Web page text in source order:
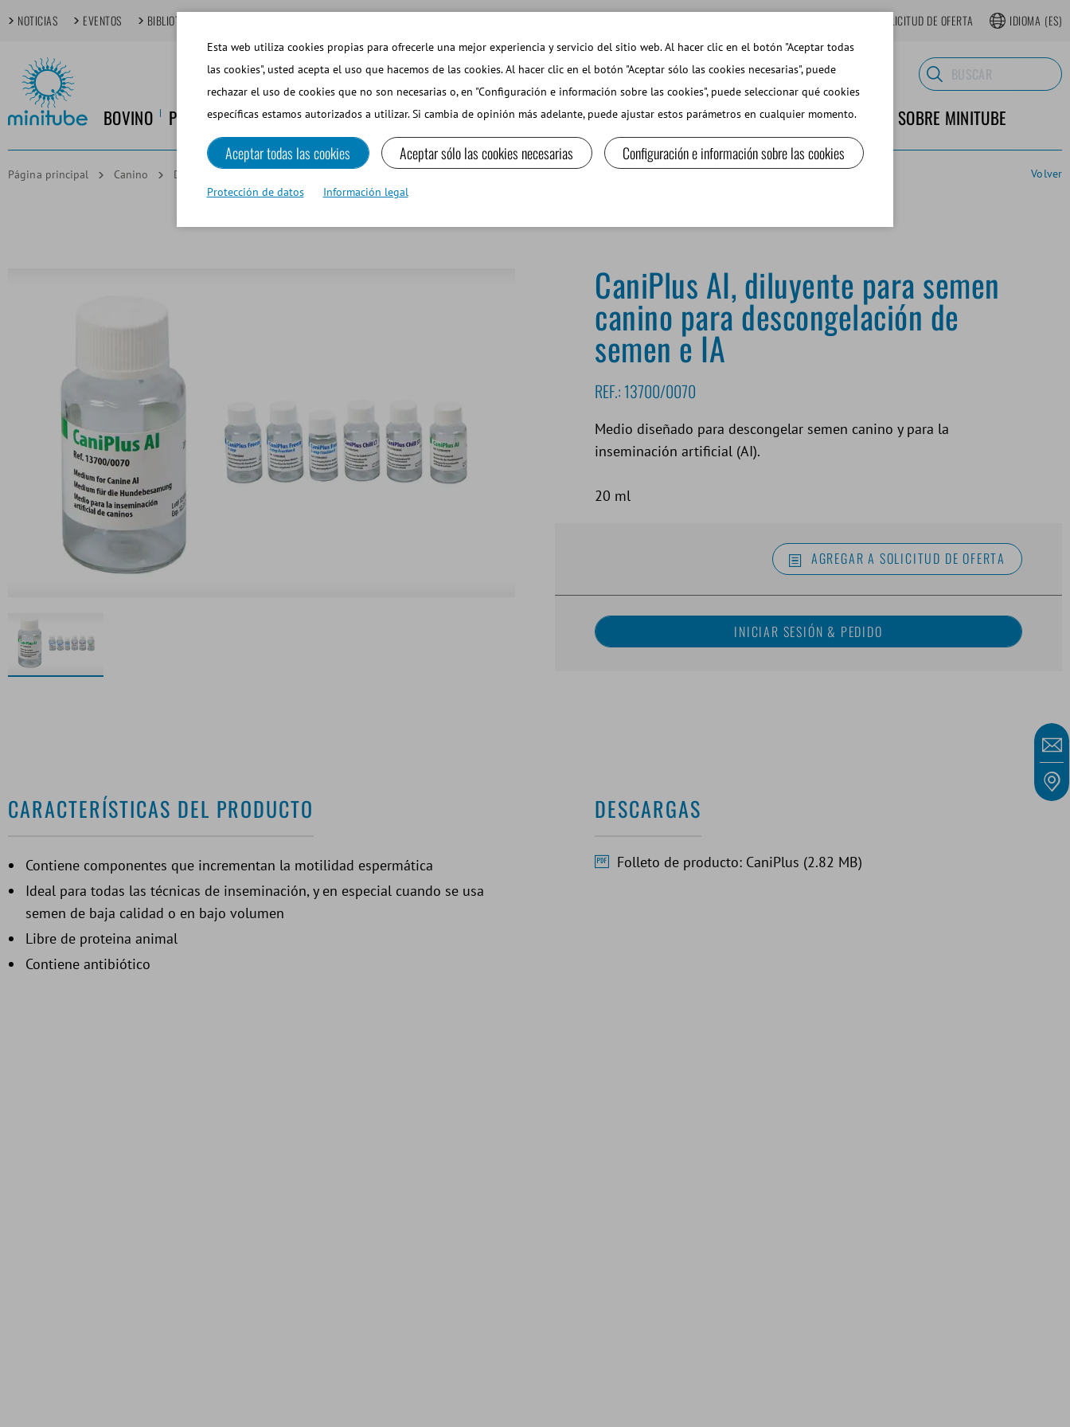
NOTICIAS EVENTOS BIBLIOTECA MULTIMEDIA SOLICITUD DE OFERTA IDIOMA (ES)
BOVINO PORCINO EQUINO CANINO PEQUEÑOS RUMIANTES Y CAMÉLIDOS EQUIPOS Y MATERIALES DE LABORATORIO SOBRE MINITUBE
Página principal Canino Dilución de Semen Volver
CaniPlus AI, diluyente para semen
canino para descongelación de
semen e IA
REF.: 13700/0070
Medio diseñado para descongelar semen canino y para la
inseminación artificial (AI).
20 ml
AGREGAR A SOLICITUD DE OFERTA
CARACTERÍSTICAS DEL PRODUCTO
Contiene componentes que incrementan la motilidad espermática
Ideal para todas las técnicas de inseminación, y en especial cuando se usa
semen de baja calidad o en bajo volumen
Libre de proteina animal
Contiene antibiótico
DESCARGAS
Folleto de producto: CaniPlus (2.82 MB)
Esta web utiliza cookies propias para ofrecerle una mejor experiencia y servicio del sitio web. Al hacer clic en el botón "Aceptar todas
las cookies", usted acepta el uso que hacemos de las cookies. Al hacer clic en el botón "Aceptar sólo las cookies necesarias", puede
rechazar el uso de cookies que no son necesarias o, en "Configuración e información sobre las cookies", puede seleccionar qué cookies
específicas estamos autorizados a utilizar. Si cambia de opinión más adelante, puede ajustar estos parámetros en cualquier momento.
Aceptar todas las cookies Aceptar sólo las cookies necesarias Configuración e información sobre las cookies
Protección de datos Información legal